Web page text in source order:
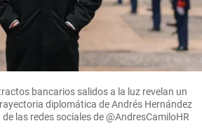
bancarios salidos a la luz revelan un
diplomática de Andrés Hernández
las redes sociales de @AndresCamiloHR